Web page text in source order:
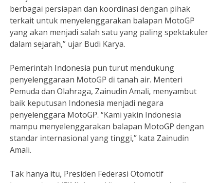
berbagai persiapan dan koordinasi dengan pihak
terkait untuk menyelenggarakan balapan MotoGP
yang akan menjadi salah satu yang paling spektakuler
dalam sejarah,” ujar Budi Karya.
Pemerintah Indonesia pun turut mendukung
penyelenggaraan MotoGP di tanah air. Menteri
Pemuda dan Olahraga, Zainudin Amali, menyambut
baik keputusan Indonesia menjadi negara
penyelenggara MotoGP. “Kami yakin Indonesia
mampu menyelenggarakan balapan MotoGP dengan
standar internasional yang tinggi,” kata Zainudin
Amali.
Tak hanya itu, Presiden Federasi Otomotif